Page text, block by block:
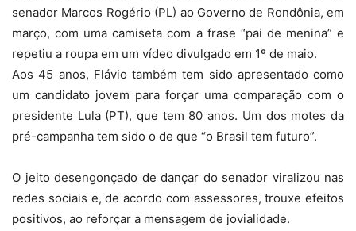
senador Marcos Rogério (PL) ao Governo de Rondônia, em
março, com uma camiseta com a frase “pai de menina” e
repetiu a roupa em um vídeo divulgado em 1º de maio.
Aos 45 anos, Flávio também tem sido apresentado como
um candidato jovem para forçar uma comparação com o
presidente Lula (PT), que tem 80 anos. Um dos motes da
pré-campanha tem sido o de que “o Brasil tem futuro”.
O jeito desengonçado de dançar do senador viralizou nas
redes sociais e, de acordo com assessores, trouxe efeitos
positivos, ao reforçar a mensagem de jovialidade.